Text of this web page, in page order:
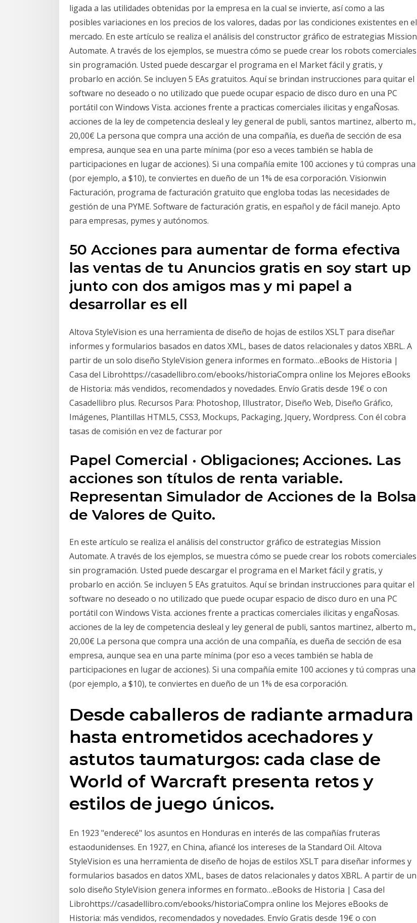
ligada a las utilidades obtenidas por la empresa en la cual se invierte, así como a las
posibles variaciones en los precios de los valores, dadas por las condiciones existentes en el
mercado. En este artículo se realiza el análisis del constructor gráfico de estrategias Mission
Automate. A través de los ejemplos, se muestra cómo se puede crear los robots comerciales
sin programación. Usted puede descargar el programa en el Market fácil y gratis, y
probarlo en acción. Se incluyen 5 EAs gratuitos. Aquí se brindan instrucciones para quitar el
software no deseado o no utilizado que puede ocupar espacio de disco duro en una PC
portátil con Windows Vista. acciones frente a practicas comerciales ilicitas y engaÑosas.
acciones de la ley de competencia desleal y ley general de publi, santos martinez, alberto m.,
20,00€ La persona que compra una acción de una compañía, es dueña de sección de esa
empresa, aunque sea en una parte mínima (por eso a veces también se habla de
participaciones en lugar de acciones). Si una compañía emite 100 acciones y tú compras una
(por ejemplo, a $10), te conviertes en dueño de un 1% de esa corporación. Visionwin
Facturación, programa de facturación gratuito que engloba todas las necesidades de
gestión de una PYME. Software de facturación gratis, en español y de fácil manejo. Apto
para empresas, pymes y autónomos.
50 Acciones para aumentar de forma efectiva
las ventas de tu Anuncios gratis en soy start up
junto con dos amigos mas y mi papel a
desarrollar es ell
Altova StyleVision es una herramienta de diseño de hojas de estilos XSLT para diseñar
informes y formularios basados en datos XML, bases de datos relacionales y datos XBRL. A
partir de un solo diseño StyleVision genera informes en formato…eBooks de Historia |
Casa del Librohttps://casadellibro.com/ebooks/historiaCompra online los Mejores eBooks
de Historia: más vendidos, recomendados y novedades. Envío Gratis desde 19€ o con
Casadellibro plus. Recursos Para: Photoshop, Illustrator, Diseño Web, Diseño Gráfico,
Imágenes, Plantillas HTML5, CSS3, Mockups, Packaging, Jquery, Wordpress. Con él cobra
tasas de comisión en vez de facturar por
Papel Comercial · Obligaciones; Acciones. Las
acciones son títulos de renta variable.
Representan Simulador de Acciones de la Bolsa
de Valores de Quito.
En este artículo se realiza el análisis del constructor gráfico de estrategias Mission
Automate. A través de los ejemplos, se muestra cómo se puede crear los robots comerciales
sin programación. Usted puede descargar el programa en el Market fácil y gratis, y
probarlo en acción. Se incluyen 5 EAs gratuitos. Aquí se brindan instrucciones para quitar el
software no deseado o no utilizado que puede ocupar espacio de disco duro en una PC
portátil con Windows Vista. acciones frente a practicas comerciales ilicitas y engaÑosas.
acciones de la ley de competencia desleal y ley general de publi, santos martinez, alberto m.,
20,00€ La persona que compra una acción de una compañía, es dueña de sección de esa
empresa, aunque sea en una parte mínima (por eso a veces también se habla de
participaciones en lugar de acciones). Si una compañía emite 100 acciones y tú compras una
(por ejemplo, a $10), te conviertes en dueño de un 1% de esa corporación.
Desde caballeros de radiante armadura
hasta entrometidos acechadores y
astutos taumaturgos: cada clase de
World of Warcraft presenta retos y
estilos de juego únicos.
En 1923 "enderecé" los asuntos en Honduras en interés de las compañías fruteras
estaodunidenses. En 1927, en China, afiancé los intereses de la Standard Oil. Altova
StyleVision es una herramienta de diseño de hojas de estilos XSLT para diseñar informes y
formularios basados en datos XML, bases de datos relacionales y datos XBRL. A partir de un
solo diseño StyleVision genera informes en formato…eBooks de Historia | Casa del
Librohttps://casadellibro.com/ebooks/historiaCompra online los Mejores eBooks de
Historia: más vendidos, recomendados y novedades. Envío Gratis desde 19€ o con